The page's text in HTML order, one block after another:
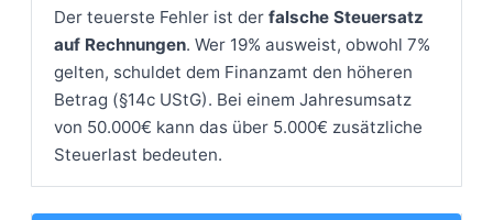
Der teuerste Fehler ist der falsche Steuersatz
auf Rechnungen. Wer 19% ausweist, obwohl 7%
gelten, schuldet dem Finanzamt den höheren
Betrag (§14c UStG). Bei einem Jahresumsatz
von 50.000€ kann das über 5.000€ zusätzliche
Steuerlast bedeuten.